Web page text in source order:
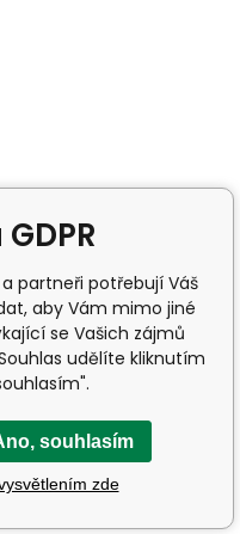
a partneři potřebují Váš
aby Vám mimo jiné
se Vašich zájmů
udělíte kliknutím
souhlasím
zde